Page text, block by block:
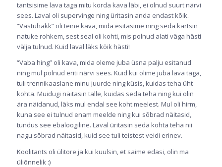
tantsisime lava taga mitu korda kava läbi, ei olnud suurt närvi
sees. Laval oli supervinge ning üritasin anda endast kõik.
“Vastuhakk” oli teine kava, mida esitasime ning seda kartsin
natuke rohkem, sest seal oli kohti, mis polnud alati väga hästi
välja tulnud. Kuid laval läks kõik hästi!
“Vaba hing” oli kava, mida oleme juba üsna palju esitanud
ning mul polnud eriti närvi sees. Kuid kui olime juba lava taga,
tuli trennikaaslane minu juurde ning küsis, kuidas teha üht
kohta. Muidugi näitasin talle, kuidas seda teha ning kui olin
ära näidanud, läks mul endal see koht meelest. Mul oli hirm,
kuna see ei tulnud enam meelde ning kui sõbrad näitasid,
tundus see ebaloogiline. Laval üritasin seda kohta teha nii
nagu sõbrad näitasid, kuid see tuli teistest veidi erinev.
Koolitants oli ülitore ja kui kuulsin, et saime edasi, olin ma
üliõnnelik :)